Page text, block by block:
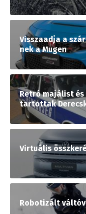
Visszaadja a
nek a Mugen
Retró majálist
tartottak
Virtuális
Robotizált